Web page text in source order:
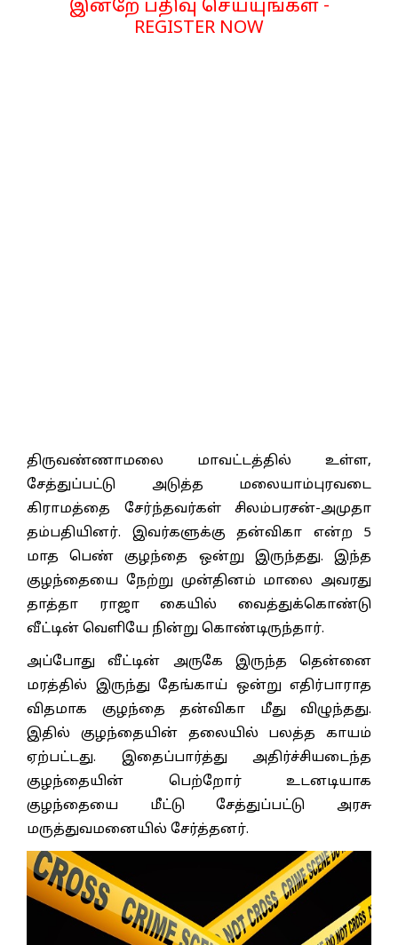
இன்றே பதிவு செய்யுங்கள் -
REGISTER NOW
திருவண்ணாமலை மாவட்டத்தில் உள்ள,
சேத்துப்பட்டு அடுத்த மலையாம்புரவடை
கிராமத்தை சேர்ந்தவர்கள் சிலம்பரசன்-அமுதா
தம்பதியினர். இவர்களுக்கு தன்விகா என்ற 5
மாத பெண் குழந்தை ஒன்று இருந்தது. இந்த
குழந்தையை நேற்று முன்தினம் மாலை அவரது
தாத்தா ராஜா கையில் வைத்துக்கொண்டு
வீட்டின் வெளியே நின்று கொண்டிருந்தார்.
அப்போது வீட்டின் அருகே இருந்த தென்னை
மரத்தில் இருந்து தேங்காய் ஒன்று எதிர்பாராத
விதமாக குழந்தை தன்விகா மீது விழுந்தது.
இதில் குழந்தையின் தலையில் பலத்த காயம்
ஏற்பட்டது. இதைப்பார்த்து அதிர்ச்சியடைந்த
குழந்தையின் பெற்றோர் உடனடியாக
குழந்தையை மீட்டு சேத்துப்பட்டு அரசு
மருத்துவமனையில் சேர்த்தனர்.